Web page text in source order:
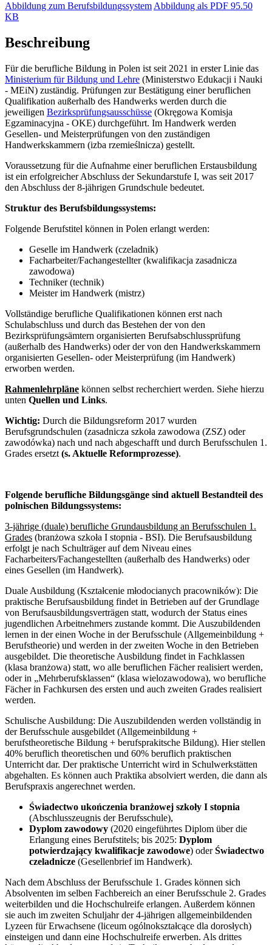
Abbildung zum Berufsbildungssystem Abbildung als PDF 95.50
KB
Beschreibung
Für die berufliche Bildung in Polen ist seit 2021 in erster Linie das
Ministerium für Bildung und Lehre (Ministerstwo Edukacji i Nauki
- MEiN) zuständig. Prüfungen zur Bestätigung einer beruflichen
Qualifikation außerhalb des Handwerks werden durch die
jeweiligen Bezirksprüfungsausschüsse (Okręgowa Komisja
Egzaminacyjna - OKE) durchgeführt. Im Handwerk werden
Gesellen- und Meisterprüfungen von den zuständigen
Handwerkskammern (izba rzemieślnicza) gestellt.
Voraussetzung für die Aufnahme einer beruflichen Erstausbildung
ist ein erfolgreicher Abschluss der Sekundarstufe I, was seit 2017
den Abschluss der 8-jährigen Grundschule bedeutet.
Struktur des Berufsbildungssystems:
Folgende Berufstitel können in Polen erlangt werden:
Geselle im Handwerk (czeladnik)
Facharbeiter/Fachangestellter (kwalifikacja zasadnicza
zawodowa)
Techniker (technik)
Meister im Handwerk (mistrz)
Vollständige berufliche Qualifikationen können erst nach
Schulabschluss und durch das Bestehen der von den
Bezirksprüfungsämtern organisierten Berufsabschlussprüfung
(außerhalb des Handwerks) oder der von den Handwerkskammern
organisierten Gesellen- oder Meisterprüfung (im Handwerk)
erworben werden.
Rahmenlehrpläne können selbst recherchiert werden. Siehe hierzu
unten Quellen und Links.
Wichtig: Durch die Bildungsreform 2017 wurden
Berufsgrundschulen (zasadnicza szkoła zawodowa (ZSZ) oder
zawodówka) nach und nach abgeschafft und durch Berufsschulen 1.
Grades ersetzt (s. Aktuelle Reformprozesse).
Folgende berufliche Bildungsgänge sind aktuell Bestandteil des
polnischen Bildungssystems:
3-jährige (duale) berufliche Grundausbildung an Berufsschulen 1.
Grades (branżowa szkoła I stopnia - BSI). Die Berufsausbildung
erfolgt je nach Schulträger auf dem Niveau eines
Facharbeiters/Fachangestellten (außerhalb des Handwerks) oder
eines Gesellen (im Handwerk).
Duale Ausbildung (Kształcenie młodocianych pracowników): Die
praktische Berufsausbildung findet in Betrieben auf der Grundlage
von Berufsausbildungsverträgen statt, wodurch der Status eines
jugendlichen Arbeitnehmers zustande kommt. Die Auszubildenden
lernen in der einen Woche in der Berufsschule (Allgemeinbildung +
Berufstheorie) und werden in der zweiten Woche in den Betrieben
ausgebildet. Die theoretische Ausbildung findet in Fachklassen
(klasa branżowa) statt, wo alle beruflichen Fächer realisiert werden,
oder in „Mehrberufsklassen“ (klasa wielozawodowa), wo berufliche
Fächer in Fachkursen des ersten und auch zweiten Grades realisiert
werden.
Schulische Ausbildung: Die Auszubildenden werden vollständig in
der Berufsschule ausgebildet (Allgemeinbildung +
berufstheoretische Bildung + berufsprakitsche Bildung). Hier stellen
40% beruflich theoretischen und 60% beruflich praktischen
Unterricht dar. Der praktische Unterricht wird in Schulwerkstätten
abgehalten. Es können auch Praktika absolviert werden, die dann als
Berufspraxis angerechnet werden.
Świadectwo ukończenia branżowej szkoły I stopnia
(Abschlusszeugnis der Berufsschule),
Dyplom zawodowy (2020 eingeführtes Diplom über die
Erlangung eines Berufstitels; bis 2025: Dyplom
potwierdzający kwalifikacje zawodowe) oderŚwiadectwo
czeladnicze (Gesellenbrief im Handwerk).
Nach dem Abschluss der Berufsschule 1. Grades können sich
Absolventen im selben Fachbereich an einer Berufsschule 2. Grades
weiterbilden und die Hochschulreife erlangen. Außerdem können
sie auch im zweiten Schuljahr der 4-jährigen allgemeinbildenden
Lyzeen für Erwachsene (liceum ogólnokształcące dla dorosłych)
einsteigen und dann eine Hochschulreife erwerben. Als drittes